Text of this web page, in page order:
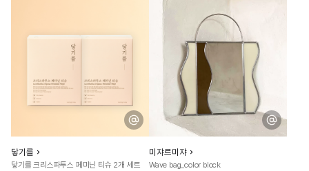
닿기를
닿기를 크리스파투스 페미닌 티슈 2개 세트
미쟈르미쟈
Wave bag_color block